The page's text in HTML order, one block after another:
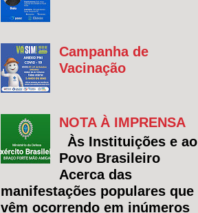
Campanha de
Vacinação
NOTA À IMPRENSA
Às Instituições e ao
Povo Brasileiro
Acerca das
manifestações populares que
vêm ocorrendo em inúmeros